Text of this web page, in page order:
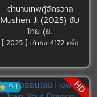
ตำนานเทพกู้จักรวาล
Mushen Ji (2025) ซับ
ไทย (ย..
[ 2025 ] เข้าชม 4172 ครั้ง
9.1 HD